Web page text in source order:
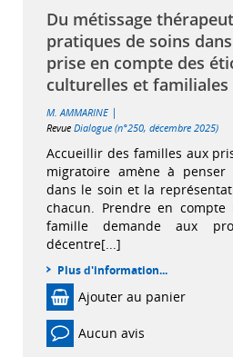
Du métissage
pratiques de soins
prise en compte des
culturelles et familiales
M. AMMARINE |
Revue Dialogue (n°250, décembre 2025)
Accueillir des familles aux
migratoire amène à
dans le soin et la
chacun. Prendre en
famille demande aux
décentre[...]
Plus d'information...
Ajouter au panier
Aucun avis